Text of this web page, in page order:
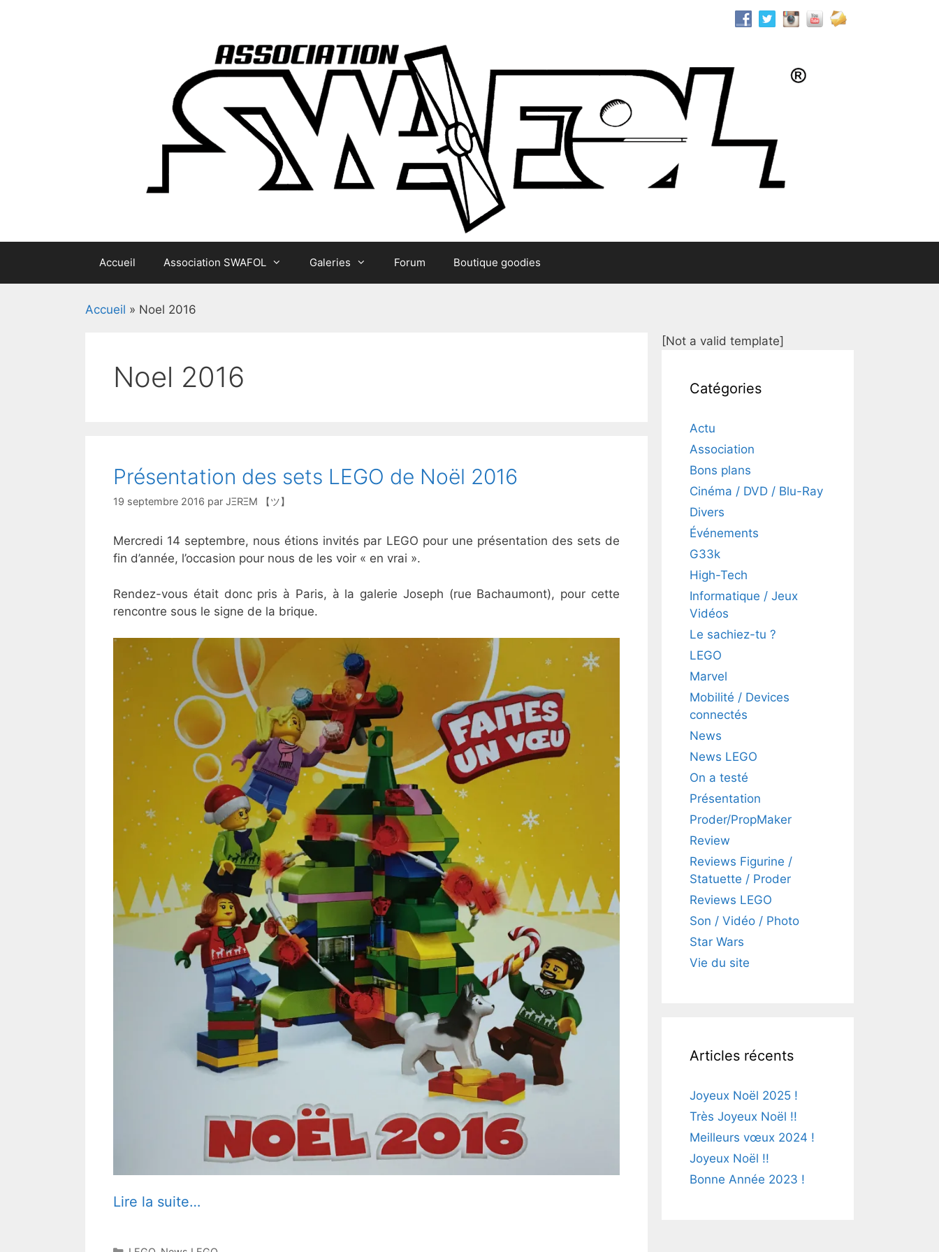
Accueil Association SWAFOL Galeries Forum Boutique goodies
Accueil » Noel 2016
Noel 2016
Présentation des sets LEGO de Noël 2016
19 septembre 2016 par JΞRΞM 【ツ】
Mercredi 14 septembre, nous étions invités par LEGO pour une présentation des sets de
fin d’année, l’occasion pour nous de les voir « en vrai ».
Rendez-vous était donc pris à Paris, à la galerie Joseph (rue Bachaumont), pour cette
rencontre sous le signe de la brique.
Lire la suite…
[Not a valid template]
Catégories
Actu
Association
Bons plans
Cinéma / DVD / Blu-Ray
Divers
Événements
G33k
High-Tech
Informatique / Jeux
Vidéos
Le sachiez-tu ?
LEGO
Marvel
Mobilité / Devices
connectés
News
News LEGO
On a testé
Présentation
Proder/PropMaker
Review
Reviews Figurine /
Statuette / Proder
Reviews LEGO
Son / Vidéo / Photo
Star Wars
Vie du site
Articles récents
Joyeux Noël 2025 !
Très Joyeux Noël !!
Meilleurs vœux 2024 !
Joyeux Noël !!
Bonne Année 2023 !